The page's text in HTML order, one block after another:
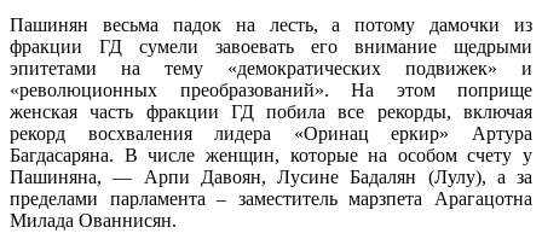
Пашинян весьма падок на лесть, а потому дамочки из
фракции ГД сумели завоевать его внимание щедрыми
эпитетами на тему «демократических подвижек» и
«революционных преобразований». На этом поприще
женская часть фракции ГД побила все рекорды, включая
рекорд восхваления лидера «Оринац еркир» Артура
Багдасаряна. В числе женщин, которые на особом счету у
Пашиняна, — Арпи Давоян, Лусине Бадалян (Лулу), а за
пределами парламента – заместитель марзпета Арагацотна
Милада Ованнисян.